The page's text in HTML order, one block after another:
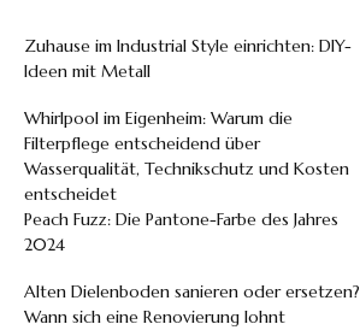
Zuhause im Industrial Style einrichten: DIY-
Ideen mit Metall
Whirlpool im Eigenheim: Warum die
Filterpflege entscheidend über
Wasserqualität, Technikschutz und Kosten
entscheidet
Peach Fuzz: Die Pantone-Farbe des Jahres
2024
Alten Dielenboden sanieren oder ersetzen?
Wann sich eine Renovierung lohnt